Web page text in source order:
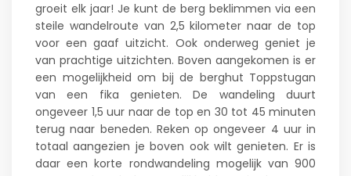
groeit elk jaar! Je kunt de berg beklimmen via een
steile wandelroute van 2,5 kilometer naar de top
voor een gaaf uitzicht. Ook onderweg geniet je
van prachtige uitzichten. Boven aangekomen is er
een mogelijkheid om bij de berghut Toppstugan
van een fika genieten. De wandeling duurt
ongeveer 1,5 uur naar de top en 30 tot 45 minuten
terug naar beneden. Reken op ongeveer 4 uur in
totaal aangezien je boven ook wilt genieten. Er is
daar een korte rondwandeling mogelijk van 900